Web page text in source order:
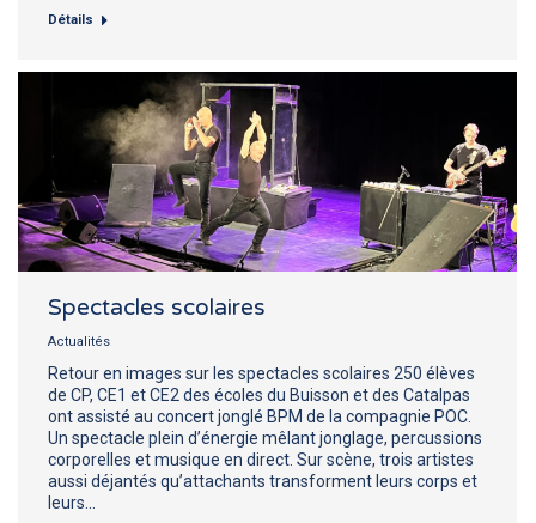
Détails
Spectacles scolaires
Actualités
Retour en images sur les spectacles scolaires 250 élèves
de CP, CE1 et CE2 des écoles du Buisson et des Catalpas
ont assisté au concert jonglé BPM de la compagnie POC.
Un spectacle plein d’énergie mêlant jonglage, percussions
corporelles et musique en direct. Sur scène, trois artistes
aussi déjantés qu’attachants transforment leurs corps et
leurs…